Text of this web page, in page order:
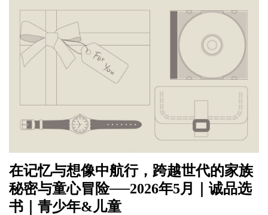
在记忆与想像中航行，跨越世代的家族
秘密与童心冒险──2026年5月｜诚品选
书｜青少年&儿童